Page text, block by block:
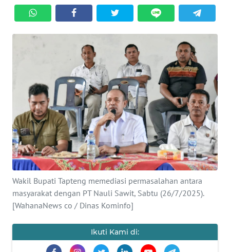
Wakil Bupati Tapteng memediasi permasalahan antara
masyarakat dengan PT Nauli Sawit, Sabtu (26/7/2025).
[WahanaNews co / Dinas Kominfo]
Ikuti Kami di:
SERBA-
SERBI
INDEKS
BERITA
KONTAK
KAMI
INFO
IKLAN
TENTANG
PEDOMAN